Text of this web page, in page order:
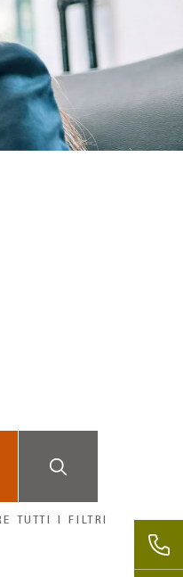
TUTTI I FILTRI